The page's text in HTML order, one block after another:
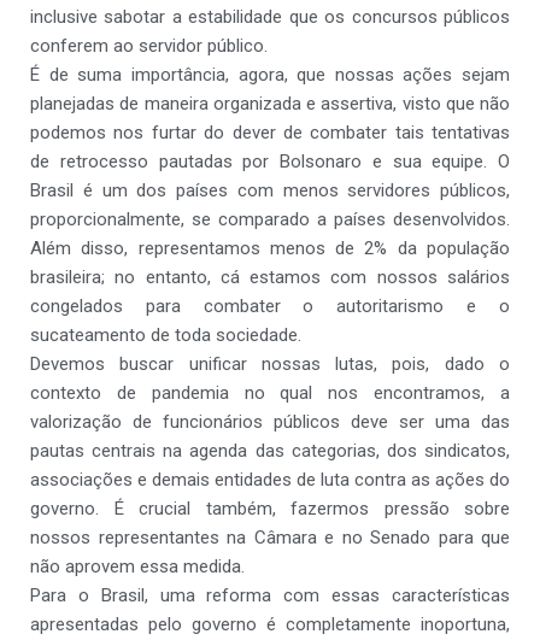
inclusive sabotar a estabilidade que os concursos públicos
conferem ao servidor público.
É de suma importância, agora, que nossas ações sejam
planejadas de maneira organizada e assertiva, visto que não
podemos nos furtar do dever de combater tais tentativas
de retrocesso pautadas por Bolsonaro e sua equipe. O
Brasil é um dos países com menos servidores públicos,
proporcionalmente, se comparado a países desenvolvidos.
Além disso, representamos menos de 2% da população
brasileira; no entanto, cá estamos com nossos salários
congelados para combater o autoritarismo e o
sucateamento de toda sociedade.
Devemos buscar unificar nossas lutas, pois, dado o
contexto de pandemia no qual nos encontramos, a
valorização de funcionários públicos deve ser uma das
pautas centrais na agenda das categorias, dos sindicatos,
associações e demais entidades de luta contra as ações do
governo. É crucial também, fazermos pressão sobre
nossos representantes na Câmara e no Senado para que
não aprovem essa medida.
Para o Brasil, uma reforma com essas características
apresentadas pelo governo é completamente inoportuna,